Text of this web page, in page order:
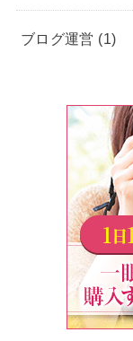
ブログ運営 (1)